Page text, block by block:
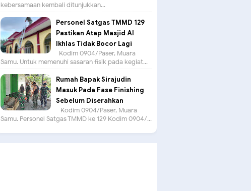
kebersamaan kembali ditunjukkan...
Personel Satgas TMMD 129
Pastikan Atap Masjid Al
Ikhlas Tidak Bocor Lagi
Kodim 0904/Paser, Muara
Samu. Untuk memenuhi sasaran fisik pada kegiat...
Rumah Bapak Sirajudin
Masuk Pada Fase Finishing
Sebelum Diserahkan
Kodim 0904/Paser, Muara
Samu. Personel Satgas TMMD ke 129 Kodim 0904/...